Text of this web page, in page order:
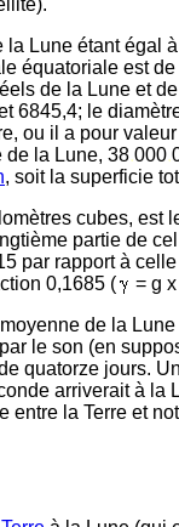
la Lune étant égal
équatoriale est
de la Lune et
6845,4; le
ou il a pour
de la Lune, 38.000.
, soit la superficie
cubes, est
partie de
par rapport à
0,1685 (
= g
de la
le son (en
quatorze jours.
arriverait à la
entre la Terre et